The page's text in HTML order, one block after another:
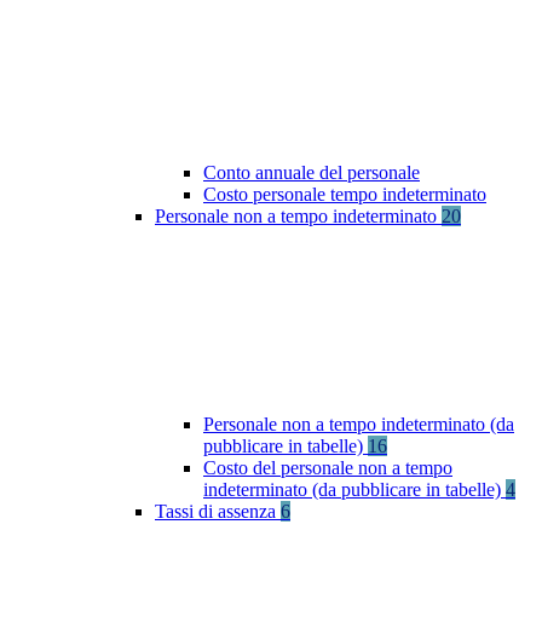
Conto annuale del personale
Costo personale tempo indeterminato
Personale non a tempo indeterminato 20
Personale non a tempo indeterminato (da
pubblicare in tabelle) 16
Costo del personale non a tempo
indeterminato (da pubblicare in tabelle) 4
Tassi di assenza 6